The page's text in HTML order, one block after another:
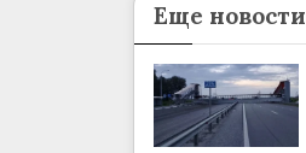
Еще новости